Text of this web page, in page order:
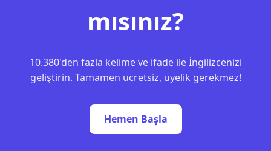
mısınız?
10.380'den fazla kelime ve ifade ile İngilizcenizi
geliştirin. Tamamen ücretsiz, üyelik gerekmez!
Hemen Başla